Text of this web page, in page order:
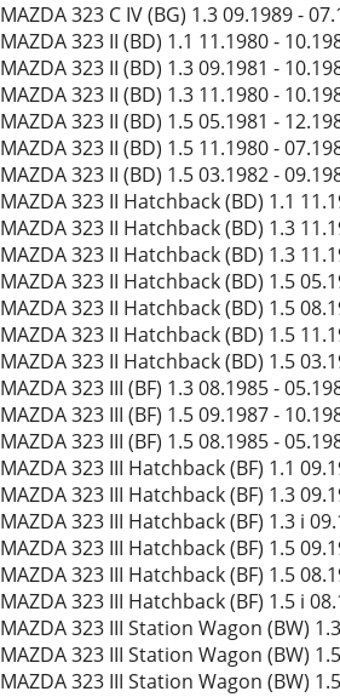
MAZDA 323 C IV (BG) 1.3 09.1989 -
MAZDA 323 II (BD) 1.1 11.1980 -
MAZDA 323 II (BD) 1.3 09.1981 -
MAZDA 323 II (BD) 1.3 11.1980 -
MAZDA 323 II (BD) 1.5 05.1981 -
MAZDA 323 II (BD) 1.5 11.1980 -
MAZDA 323 II (BD) 1.5 03.1982 -
MAZDA 323 II Hatchback (BD) 1.1
MAZDA 323 II Hatchback (BD) 1.3
MAZDA 323 II Hatchback (BD) 1.3
MAZDA 323 II Hatchback (BD) 1.5
MAZDA 323 II Hatchback (BD) 1.5
MAZDA 323 II Hatchback (BD) 1.5
MAZDA 323 II Hatchback (BD) 1.5
MAZDA 323 III (BF) 1.3 08.1985 -
MAZDA 323 III (BF) 1.5 09.1987 -
MAZDA 323 III (BF) 1.5 08.1985 -
MAZDA 323 III Hatchback (BF) 1.1
MAZDA 323 III Hatchback (BF) 1.3
MAZDA 323 III Hatchback (BF) 1.3 i
MAZDA 323 III Hatchback (BF) 1.5
MAZDA 323 III Hatchback (BF) 1.5
MAZDA 323 III Hatchback (BF) 1.5 i
MAZDA 323 III Station Wagon (BW)
MAZDA 323 III Station Wagon (BW)
MAZDA 323 III Station Wagon (BW)